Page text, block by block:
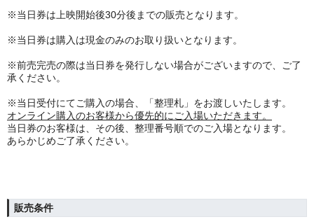
※当日券は 上映開始後30分後までの販売となります。
※当日券は購入は現金のみのお取り扱いとなります。
※前売完売の際は当日券を発行しない場合がございますので、ご了
承ください。
※当日受付にてご購入の場合、「整理札」をお渡しいたします。
オンライン購入のお客様から優先的にご入場いただきます。
当日券のお客様は、その後、整理番号順でのご入場となります。
あらかじめご了承ください。
販売条件